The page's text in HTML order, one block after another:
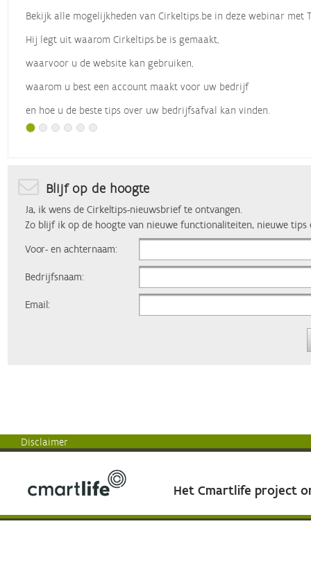
Bekijk alle mogelijkheden van Cirkeltips.be in deze webinar met
Hij legt uit waarom Cirkeltips.be is gemaakt,
waarvoor u de website kan gebruiken,
waarom u best een account maakt voor uw bedrijf
en hoe u de beste tips over uw bedrijfsafval kan vinden.
Blijf op de hoogte
Ja, ik wens de Cirkeltips-nieuwsbrief te ontvangen.
Zo blijf ik op de hoogte van nieuwe functionaliteiten, nieuwe tips
Voor- en achternaam:
Bedrijfsnaam:
Email:
Disclaimer
Het Cmartlife project